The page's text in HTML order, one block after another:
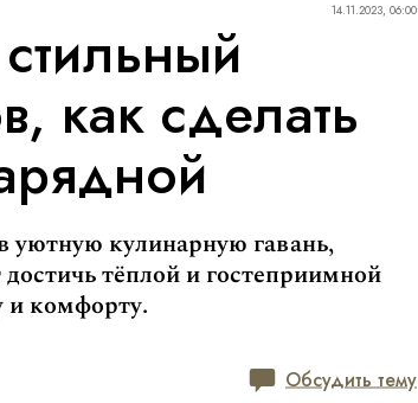
14.11.2023, 06:00
как сделать
уютную кулинарную гавань,
тёплой и гостеприимной
и комфорту.
Обсудить тему